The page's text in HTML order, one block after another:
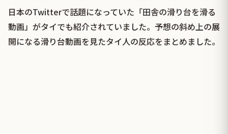
日本のTwitterで話題になっていた「田舎の滑り台を滑る
動画」がタイでも紹介されていました。予想の斜め上の展
開になる滑り台動画を見たタイ人の反応をまとめました。